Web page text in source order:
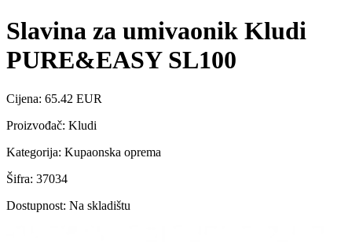
Slavina za umivaonik Kludi
PURE&EASY SL100
Cijena: 65.42 EUR
Proizvođač: Kludi
Kategorija: Kupaonska oprema
Šifra: 37034
Dostupnost: Na skladištu